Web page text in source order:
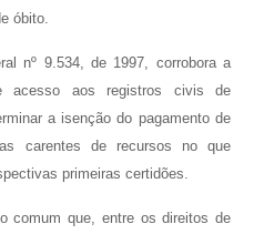
óbito.
nº 9.534, de 1997, corrobora a
acesso aos registros civis de
a isenção do pagamento de
carentes de recursos no que
primeiras certidões.
comum que, entre os direitos de